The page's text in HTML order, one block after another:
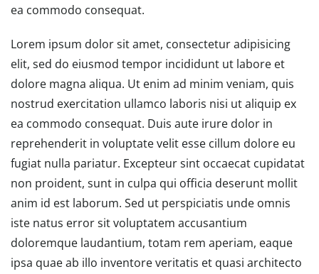
ea commodo consequat.
Lorem ipsum dolor sit amet, consectetur adipisicing
elit, sed do eiusmod tempor incididunt ut labore et
dolore magna aliqua. Ut enim ad minim veniam, quis
nostrud exercitation ullamco laboris nisi ut aliquip ex
ea commodo consequat. Duis aute irure dolor in
reprehenderit in voluptate velit esse cillum dolore eu
fugiat nulla pariatur. Excepteur sint occaecat cupidatat
non proident, sunt in culpa qui officia deserunt mollit
anim id est laborum. Sed ut perspiciatis unde omnis
iste natus error sit voluptatem accusantium
doloremque laudantium, totam rem aperiam, eaque
ipsa quae ab illo inventore veritatis et quasi architecto